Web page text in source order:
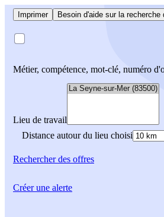
Imprimer Besoin d'aide sur la recherche
Métier, compétence, mot-clé, numéro
Lieu de travail
Distance autour du lieu choisi
Rechercherdes offres
Créer une alerte